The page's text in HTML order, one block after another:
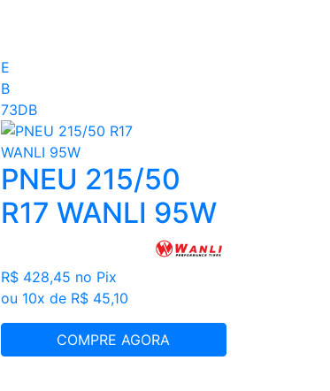
E
B
73DB
PNEU 215/50
R17 WANLI 95W
R$ 428,45 no Pix
ou 10x de R$ 45,10
COMPRE AGORA